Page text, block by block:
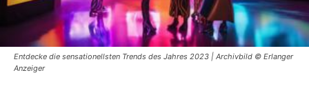
Entdecke die sensationellsten Trends des Jahres 2023 | Archivbild © Erlanger
Anzeiger